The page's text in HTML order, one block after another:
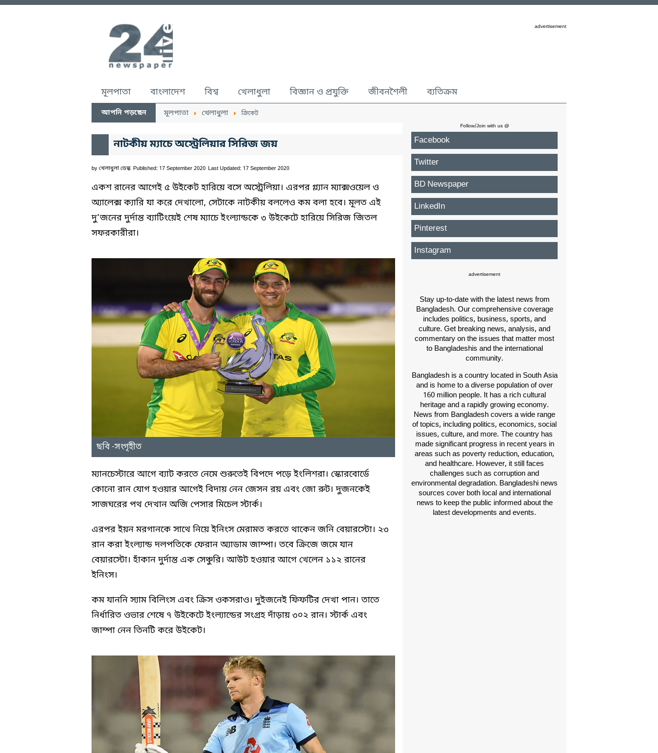
advertisement
মূলপাতা বাংলাদেশ বিশ্ব খেলাধুলা বিজ্ঞান ও প্রযুক্তি জীবনশৈলী ব্যতিক্রম
আপনি পড়ছেন মূলপাতা খেলাধুলা ক্রিকেট
নাটকীয় ম্যাচে অস্ট্রেলিয়ার সিরিজ জয়
by খেলাধুলা ডেস্ক Published: 17 September 2020 Last Updated: 17 September 2020
একশ রানের আগেই ৫ উইকেট হারিয়ে বসে অস্ট্রেলিয়া। এরপর গ্ল্যান ম্যাক্সওয়েল ও
অ্যালেক্স ক্যারি যা করে দেখালো, সেটাকে নাটকীয় বললেও কম বলা হবে। মূলত এই
দু’জনের দুর্দান্ত ব্যাটিংয়েই শেষ ম্যাচে ইংল্যান্ডকে ৩ উইকেটে হারিয়ে সিরিজ জিতল
সফরকারীরা।
ছবি -সংগৃহীত
ম্যানচেস্টারে আগে ব্যাট করতে নেমে শুরুতেই বিপদে পড়ে ইংলিশরা। স্কোরবোর্ডে
কোনো রান যোগ হওয়ার আগেই বিদায় নেন জেসন রয় এবং জো রুট। দুজনকেই
সাজঘরের পথ দেখান অজি পেসার মিচেল স্টার্ক।
এরপর ইয়ন মরগানকে সাথে নিয়ে ইনিংস মেরামত করতে থাকেন জনি বেয়ারস্টো। ২৩
রান করা ইংল্যান্ড দলপতিকে ফেরান অ্যাডাম জাম্পা। তবে ক্রিজে জমে যান
বেয়ারস্টো। হাঁকান দুর্দান্ত এক সেঞ্চুরি। আউট হওয়ার আগে খেলেন ১১২ রানের
ইনিংস।
কম যাননি স্যাম বিলিংস এবং ক্রিস ওকসরাও। দুইজনেই ফিফটির দেখা পান। তাতে
নির্ধারিত ওভার শেষে ৭ উইকেটে ইংল্যান্ডের সংগ্রহ দাঁড়ায় ৩০২ রান। স্টার্ক এবং
জাম্পা নেন তিনটি করে উইকেট।
Follow/Join with us @
Facebook
Twitter
BD Newspaper
LinkedIn
Pinterest
Instagram
advertisement
Stay up-to-date with the latest news from
Bangladesh. Our comprehensive coverage
includes politics, business, sports, and
culture. Get breaking news, analysis, and
commentary on the issues that matter most
to Bangladeshis and the international
community.
Bangladesh is a country located in South Asia
and is home to a diverse population of over
160 million people. It has a rich cultural
heritage and a rapidly growing economy.
News from Bangladesh covers a wide range
of topics, including politics, economics, social
issues, culture, and more. The country has
made significant progress in recent years in
areas such as poverty reduction, education,
and healthcare. However, it still faces
challenges such as corruption and
environmental degradation. Bangladeshi news
sources cover both local and international
news to keep the public informed about the
latest developments and events.